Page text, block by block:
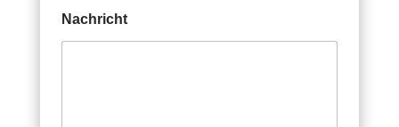
Nachricht